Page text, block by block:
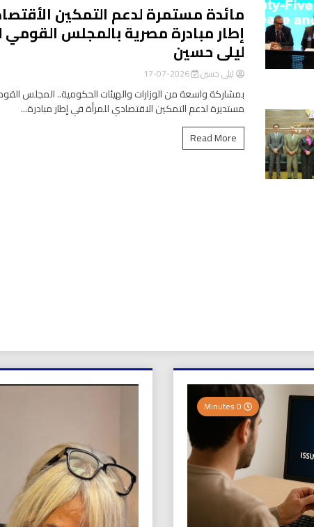
مائدة مستمرة لدعم التمكين
إطار مبادرة مصرية بالمجلس القومي
ليلى حسين
ليلى حسين 2026-07-17
بمشاركة واسعة من الوزارات والهيئات الحكومية.. المجلس
مستديرة لدعم التمكين الاقتصادي للمرأة في إطار مبادرة...
Read More